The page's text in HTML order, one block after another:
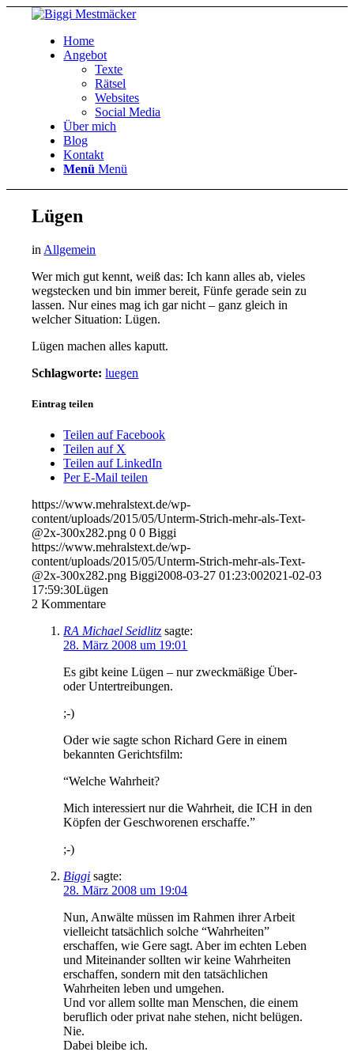
Home
Angebot
Texte
Rätsel
Websites
Social Media
Über mich
Blog
Kontakt
Menü Menü
Lügen
in Allgemein
Wer mich gut kennt, weiß das: Ich kann alles ab, vieles
wegstecken und bin immer bereit, Fünfe gerade sein zu
lassen. Nur eines mag ich gar nicht – ganz gleich in
welcher Situation: Lügen.
Lügen machen alles kaputt.
Schlagworte: luegen
Eintrag teilen
Teilen auf Facebook
Teilen auf X
Teilen auf LinkedIn
Per E-Mail teilen
https://www.mehralstext.de/wp-
content/uploads/2015/05/Unterm-Strich-mehr-als-Text-
@2x-300x282.png 0 0 Biggi
https://www.mehralstext.de/wp-
content/uploads/2015/05/Unterm-Strich-mehr-als-Text-
@2x-300x282.png Biggi2008-03-27 01:23:002021-02-03
17:59:30Lügen
2 Kommentare
RA Michael Seidlitz sagte:
28. März 2008 um 19:01
Es gibt keine Lügen – nur zweckmäßige Über-
oder Untertreibungen.
;-)
Oder wie sagte schon Richard Gere in einem
bekannten Gerichtsfilm:
“Welche Wahrheit?
Mich interessiert nur die Wahrheit, die ICH in den
Köpfen der Geschworenen erschaffe.”
;-)
Biggi sagte:
28. März 2008 um 19:04
Nun, Anwälte müssen im Rahmen ihrer Arbeit
vielleicht tatsächlich solche “Wahrheiten”
erschaffen, wie Gere sagt. Aber im echten Leben
und Miteinander sollten wir keine Wahrheiten
erschaffen, sondern mit den tatsächlichen
Wahrheiten leben und umgehen.
Und vor allem sollte man Menschen, die einem
beruflich oder privat nahe stehen, nicht belügen.
Nie.
Dabei bleibe ich.